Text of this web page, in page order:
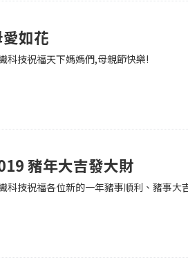
如花
科技祝福天下媽媽們,母親節快樂!
豬年大吉發大財
科技祝福各位新的一年豬事順利、豬事大